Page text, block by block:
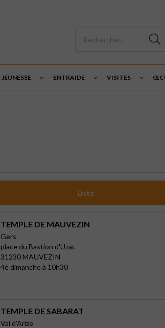
JEUNESSE ENTRAIDE VISITES
Liste
TEMPLE DE MAUVEZIN
Gers
place du Bastion d'Uzac
31230 MAUVEZIN
4è dimanche à 10h30
TEMPLE DE SABARAT
Val d'Arize